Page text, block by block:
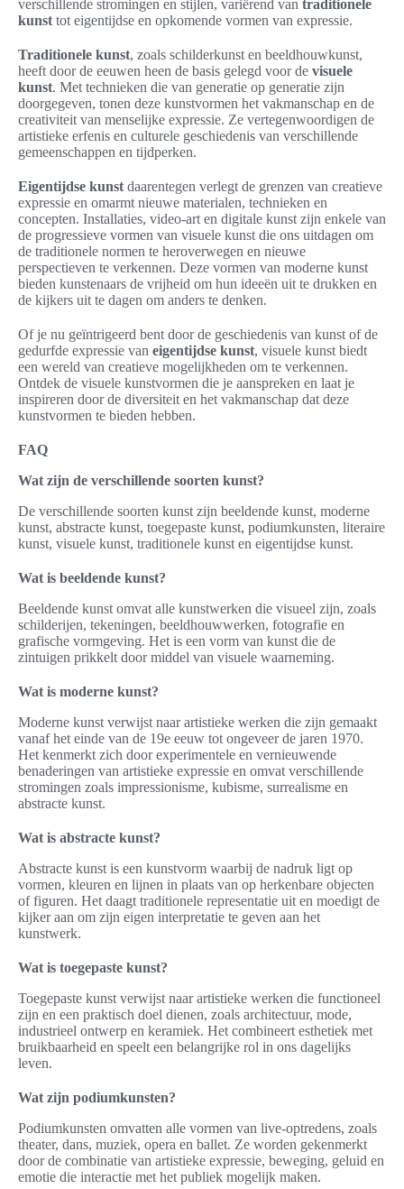
verschillende stromingen en stijlen, variërend van traditionele
kunst tot eigentijdse en opkomende vormen van expressie.
Traditionele kunst, zoals schilderkunst en beeldhouwkunst,
heeft door de eeuwen heen de basis gelegd voor de visuele
kunst. Met technieken die van generatie op generatie zijn
doorgegeven, tonen deze kunstvormen het vakmanschap en de
creativiteit van menselijke expressie. Ze vertegenwoordigen de
artistieke erfenis en culturele geschiedenis van verschillende
gemeenschappen en tijdperken.
Eigentijdse kunst daarentegen verlegt de grenzen van creatieve
expressie en omarmt nieuwe materialen, technieken en
concepten. Installaties, video-art en digitale kunst zijn enkele van
de progressieve vormen van visuele kunst die ons uitdagen om
de traditionele normen te heroverwegen en nieuwe
perspectieven te verkennen. Deze vormen van moderne kunst
bieden kunstenaars de vrijheid om hun ideeën uit te drukken en
de kijkers uit te dagen om anders te denken.
Of je nu geïntrigeerd bent door de geschiedenis van kunst of de
gedurfde expressie van eigentijdse kunst, visuele kunst biedt
een wereld van creatieve mogelijkheden om te verkennen.
Ontdek de visuele kunstvormen die je aanspreken en laat je
inspireren door de diversiteit en het vakmanschap dat deze
kunstvormen te bieden hebben.
FAQ
Wat zijn de verschillende soorten kunst?
De verschillende soorten kunst zijn beeldende kunst, moderne
kunst, abstracte kunst, toegepaste kunst, podiumkunsten, literaire
kunst, visuele kunst, traditionele kunst en eigentijdse kunst.
Wat is beeldende kunst?
Beeldende kunst omvat alle kunstwerken die visueel zijn, zoals
schilderijen, tekeningen, beeldhouwwerken, fotografie en
grafische vormgeving. Het is een vorm van kunst die de
zintuigen prikkelt door middel van visuele waarneming.
Wat is moderne kunst?
Moderne kunst verwijst naar artistieke werken die zijn gemaakt
vanaf het einde van de 19e eeuw tot ongeveer de jaren 1970.
Het kenmerkt zich door experimentele en vernieuwende
benaderingen van artistieke expressie en omvat verschillende
stromingen zoals impressionisme, kubisme, surrealisme en
abstracte kunst.
Wat is abstracte kunst?
Abstracte kunst is een kunstvorm waarbij de nadruk ligt op
vormen, kleuren en lijnen in plaats van op herkenbare objecten
of figuren. Het daagt traditionele representatie uit en moedigt de
kijker aan om zijn eigen interpretatie te geven aan het
kunstwerk.
Wat is toegepaste kunst?
Toegepaste kunst verwijst naar artistieke werken die functioneel
zijn en een praktisch doel dienen, zoals architectuur, mode,
industrieel ontwerp en keramiek. Het combineert esthetiek met
bruikbaarheid en speelt een belangrijke rol in ons dagelijks
leven.
Wat zijn podiumkunsten?
Podiumkunsten omvatten alle vormen van live-optredens, zoals
theater, dans, muziek, opera en ballet. Ze worden gekenmerkt
door de combinatie van artistieke expressie, beweging, geluid en
emotie die interactie met het publiek mogelijk maken.